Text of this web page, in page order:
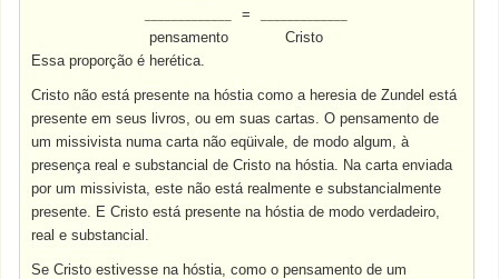
=
pensamento
Cristo
Essa proporção é herética.
Cristo não está presente na hóstia como a heresia de Zundel está
presente em seus livros, ou em suas cartas. O pensamento de
um missivista numa carta não eqüivale, de modo algum, à
presença real e substancial de Cristo na hóstia. Na carta enviada
por um missivista, este não está realmente e substancialmente
presente. E Cristo está presente na hóstia de modo verdadeiro,
real e substancial.
Se Cristo estivesse na hóstia, como o pensamento de um